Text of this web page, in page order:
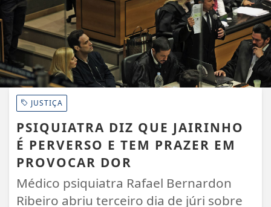
JUSTIÇA
PSIQUIATRA DIZ QUE JAIRINHO
É PERVERSO E TEM PRAZER EM
PROVOCAR DOR
Médico psiquiatra Rafael Bernardon
Ribeiro abriu terceiro dia de júri sobre